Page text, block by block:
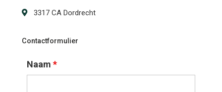
3317 CA Dordrecht
Contactformulier
Naam*